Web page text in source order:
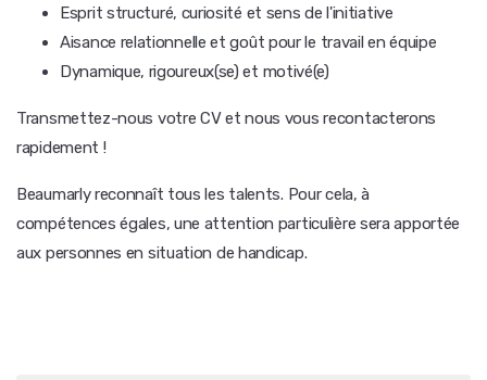
Esprit structuré, curiosité et sens de l'initiative
Aisance relationnelle et goût pour le travail en équipe
Dynamique, rigoureux(se) et motivé(e)
Transmettez-nous votre CV et nous vous recontacterons
rapidement !
Beaumarly reconnaît tous les talents. Pour cela, à
compétences égales, une attention particulière sera apportée
aux personnes en situation de handicap.